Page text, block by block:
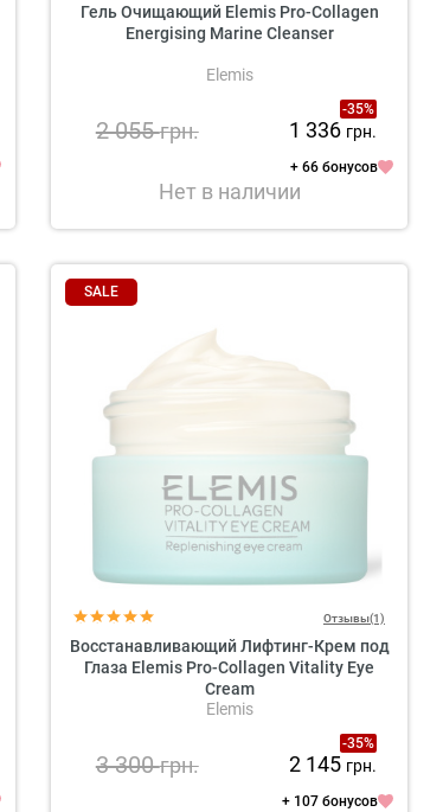
Гель Очищающий Elemis Pro-Collagen
Energising Marine Cleanser
Elemis
-35%
2 055грн. 1 336 грн.
+ 66 бонусов
Нет в наличии
SALE
Отзывы(1)
Восстанавливающий Лифтинг-Крем под
Глаза Elemis Pro-Collagen Vitality Eye
Cream
Elemis
-35%
3 300грн. 2 145 грн.
+ 107 бонусов